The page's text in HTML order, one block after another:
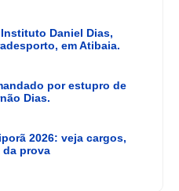
Daniel Dias,
em Atibaia.
por estupro de
Dias.
2026: veja cargos,
prova